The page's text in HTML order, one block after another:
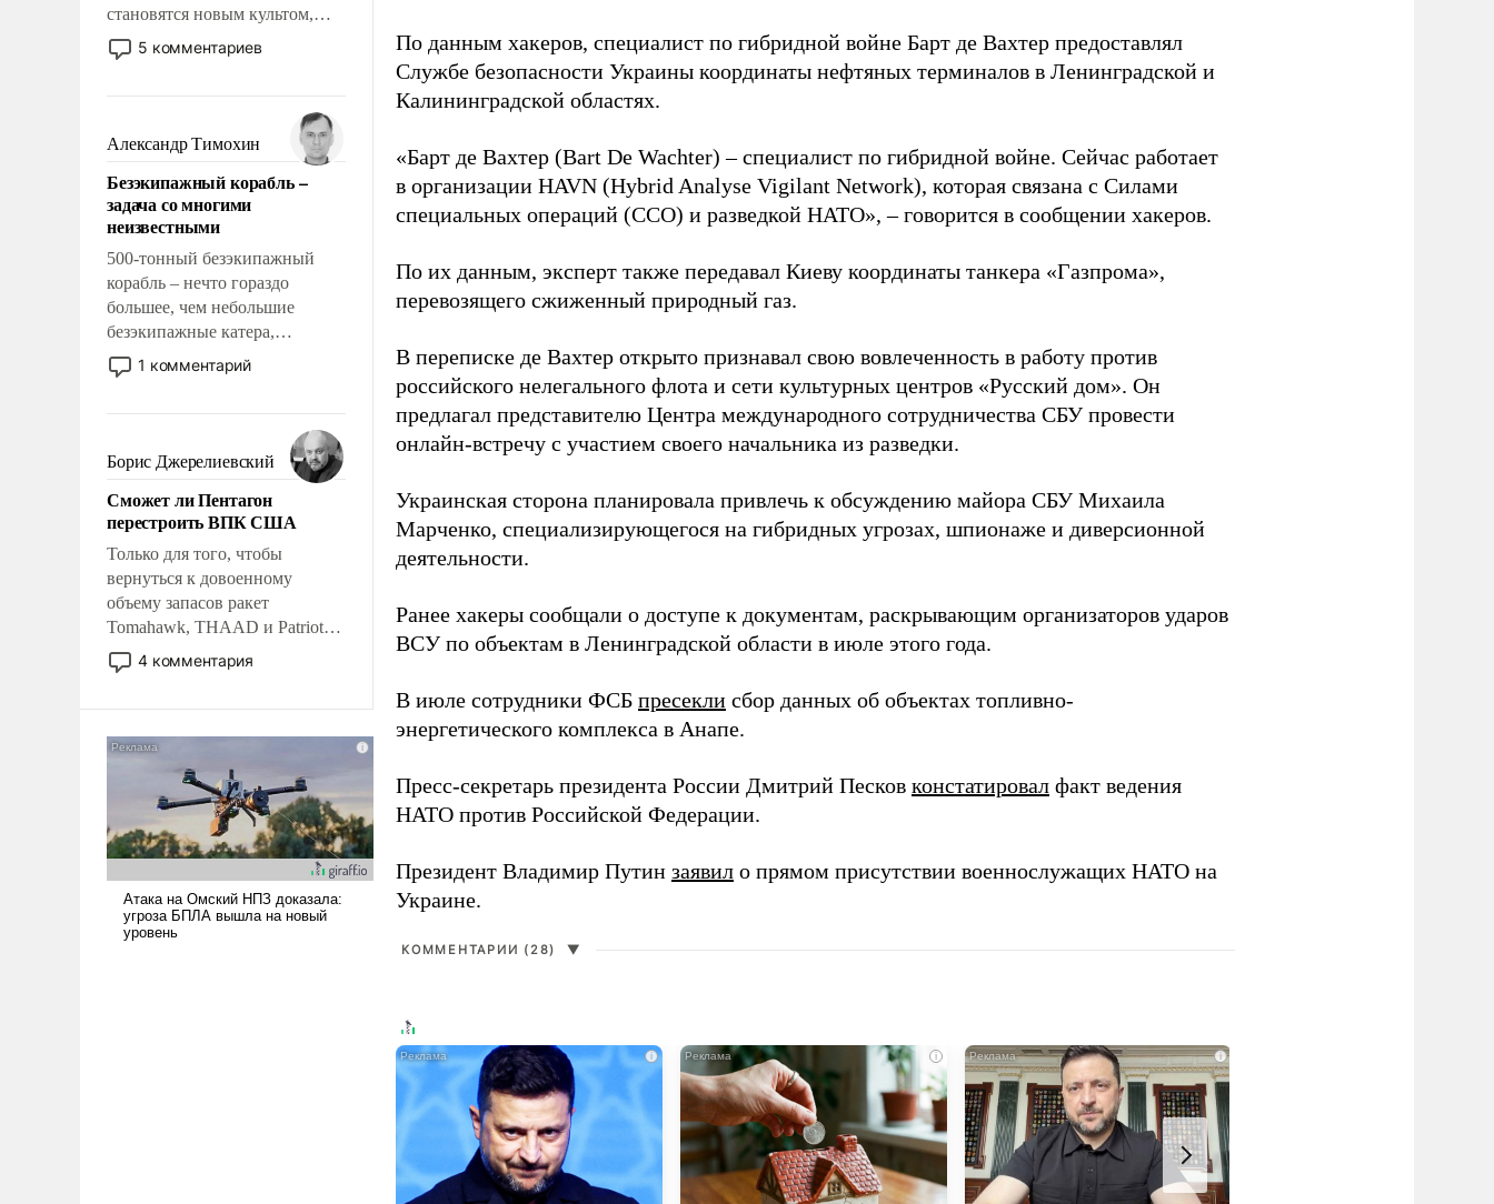
становятся новым культом,
постепенно вытесняя и
отменяя традиционное
мужественным и твердым под
ударами судьбы, брать на себя
ответственность, помогать
слабым, идти вперед и
адаптироваться.
5 комментариев
Александр Тимохин
Безэкипажный корабль –
задача со многими
неизвестными
500-тонный безэкипажный
корабль – нечто гораздо
большее, чем небольшие
безэкипажные катера,
применение которых уже
стало обыденностью. Задача по
сложна и амбициозна. Однако
и ее реализация радикально
поднимет наши боевые
возможности.
1 комментарий
Борис Джерелиевский
Сможет ли Пентагон
перестроить ВПК США
Только для того, чтобы
вернуться к довоенному
объему запасов ракет
Tomahawk, THAAD и Patriot
США потребуется более трех
лет. Даже небольшая война с
Сложившаяся ситуация
означает многолетний период
уязвимости США, например,
перед Китаем.
4 комментария
По данным хакеров, специалист по гибридной войне Барт де Вахтер предоставлял
Службе безопасности Украины координаты нефтяных терминалов в Ленинградской и
Калининградской областях.
«Барт де Вахтер (Bart De Wachter) – специалист по гибридной войне. Сейчас работает
в организации HAVN (Hybrid Analyse Vigilant Network), которая связана с Силами
специальных операций (ССО) и разведкой НАТО», – говорится в сообщении хакеров.
По их данным, эксперт также передавал Киеву координаты танкера «Газпрома»,
перевозящего сжиженный природный газ.
В переписке де Вахтер открыто признавал свою вовлеченность в работу против
российского нелегального флота и сети культурных центров «Русский дом». Он
предлагал представителю Центра международного сотрудничества СБУ провести
онлайн-встречу с участием своего начальника из разведки.
Украинская сторона планировала привлечь к обсуждению майора СБУ Михаила
Марченко, специализирующегося на гибридных угрозах, шпионаже и диверсионной
деятельности.
Ранее хакеры сообщали о доступе к документам, раскрывающим организаторов ударов
ВСУ по объектам в Ленинградской области в июле этого года.
В июле сотрудники ФСБ пресекли сбор данных об объектах топливно-
энергетического комплекса в Анапе.
Пресс-секретарь президента России Дмитрий Песков констатировал факт ведения
НАТО против Российской Федерации.
Президент Владимир Путин заявил о прямом присутствии военнослужащих НАТО на
Украине.
КОММЕНТАРИИ (28) ▼
i i i